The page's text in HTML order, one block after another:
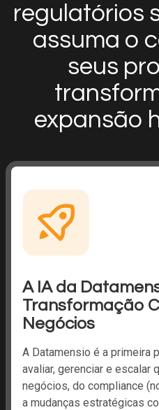
regulatórios
assuma o
seus
expansão
A IA da
Transformação
Negócios
A Datamensio é a primeira
avaliar, gerenciar e escalar
negócios, do compliance
a mudanças estratégicas